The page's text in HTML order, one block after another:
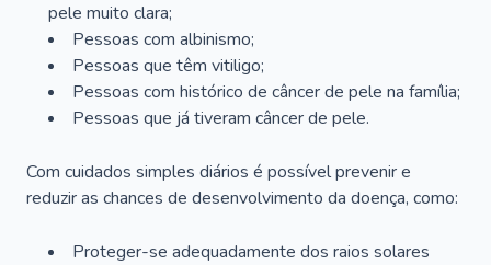
pele muito clara;
Pessoas com albinismo;
Pessoas que têm vitiligo;
Pessoas com histórico de câncer de pele na família;
Pessoas que já tiveram câncer de pele.
Com cuidados simples diários é possível prevenir e
reduzir as chances de desenvolvimento da doença, como:
Proteger-se adequadamente dos raios solares